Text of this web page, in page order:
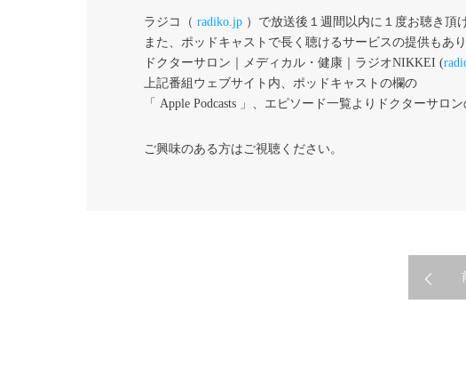
ラジコ（ radiko.jp ）で放送後１週間以内に１度お聴き頂
また、ポッドキャストで長く聴けるサービスの提供もあり
ドクターサロン｜メディカル・健康｜ラジオNIKKEI (
上記番組ウェブサイト内、ポッドキャストの欄の
「 Apple Podcasts 」、エピソード一覧よりドクターサロ
ご興味のある方はご視聴ください。